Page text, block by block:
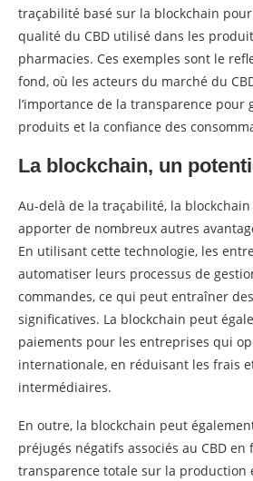
traçabilité basé sur la blockchain
qualité du CBD utilisé dans les
pharmacies. Ces exemples sont le
fond, où les acteurs du marché du
l’importance de la transparence
produits et la confiance des
La blockchain, un
Au-delà de la traçabilité, la
apporter de nombreux autres
En utilisant cette technologie, les
automatiser leurs processus de
commandes, ce qui peut entraîner
significatives. La blockchain peut
paiements pour les entreprises qui
internationale, en réduisant les frais
intermédiaires.
En outre, la blockchain peut
préjugés négatifs associés au CBD
transparence totale sur la production